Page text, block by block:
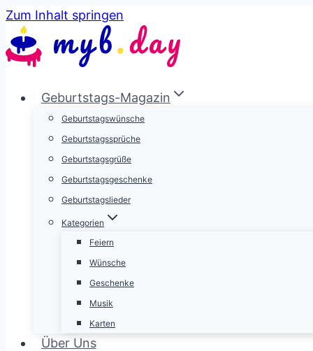
Zum Inhalt springen
Geburtstags-Magazin
Geburtstagswünsche
Geburtstagssprüche
Geburtstagsgrüße
Geburtstagsgeschenke
Geburtstagslieder
Kategorien
Feiern
Wünsche
Geschenke
Musik
Karten
Über Uns